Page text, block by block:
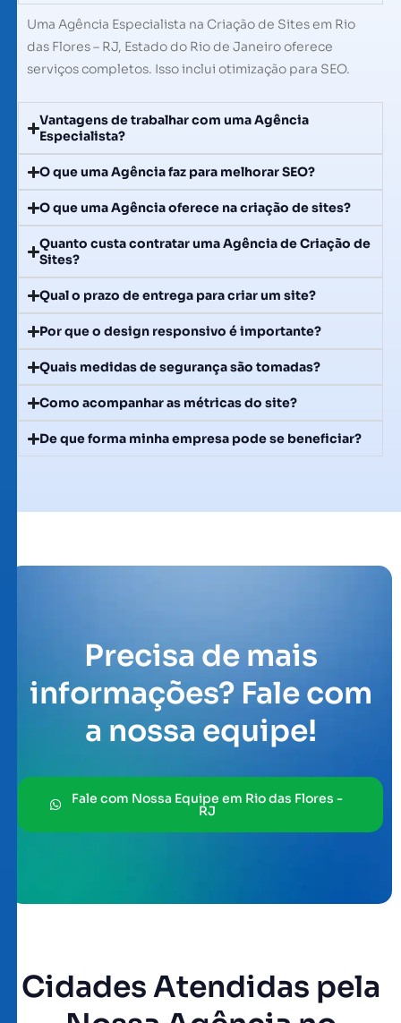
Uma Agência Especialista na Criação de Sites em Rio
das Flores – RJ, Estado do Rio de Janeiro oferece
serviços completos. Isso inclui otimização para SEO.
Vantagens de trabalhar com uma Agência
Especialista?
O que uma Agência faz para melhorar SEO?
O que uma Agência oferece na criação de sites?
Quanto custa contratar uma Agência de Criação de
Sites?
Qual o prazo de entrega para criar um site?
Por que o design responsivo é importante?
Quais medidas de segurança são tomadas?
Como acompanhar as métricas do site?
De que forma minha empresa pode se beneficiar?
Precisa de mais
informações? Fale com
a nossa equipe!
Fale com Nossa Equipe em Rio das Flores -
RJ
Cidades Atendidas pela